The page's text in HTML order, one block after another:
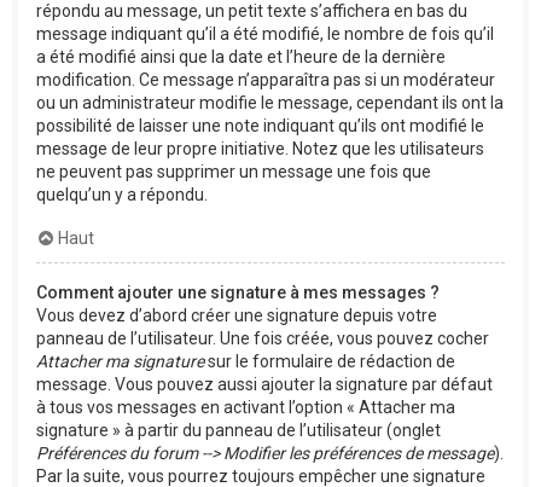
répondu au message, un petit texte s’affichera en bas du
message indiquant qu’il a été modifié, le nombre de fois qu’il
a été modifié ainsi que la date et l’heure de la dernière
modification. Ce message n’apparaîtra pas si un modérateur
ou un administrateur modifie le message, cependant ils ont la
possibilité de laisser une note indiquant qu’ils ont modifié le
message de leur propre initiative. Notez que les utilisateurs
ne peuvent pas supprimer un message une fois que
quelqu’un y a répondu.
Haut
Comment ajouter une signature à mes messages ?
Vous devez d’abord créer une signature depuis votre
panneau de l’utilisateur. Une fois créée, vous pouvez cocher
Attacher ma signaturesur le formulaire de rédaction de
message. Vous pouvez aussi ajouter la signature par défaut
à tous vos messages en activant l’option « Attacher ma
signature » à partir du panneau de l’utilisateur (onglet
Préférences du forum --> Modifier les préférences de message).
Par la suite, vous pourrez toujours empêcher une signature